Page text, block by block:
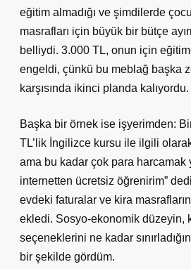
eğitim almadığı ve şimdilerde
masrafları için büyük bir bütçe
belliydi. 3.000 TL, onun için
engeldi, çünkü bu meblağ başka
karşısında ikinci planda kalıyordu.
Başka bir örnek ise işyerimden:
TL’lik İngilizce kursu ile ilgili
ama bu kadar çok para harcamak
internetten ücretsiz öğrenirim”
evdeki faturalar ve kira
ekledi. Sosyo-ekonomik düzeyin,
seçeneklerini ne kadar
bir şekilde gördüm.